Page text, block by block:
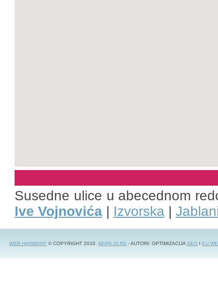
Susedne ulice u abecednom
Ive Vojnovića | Izvorska |
WEB HARMONY © COPYRIGHT 2010. MAPA.IN.RS - AUTORI: OPTIMIZACIJASEO I EU